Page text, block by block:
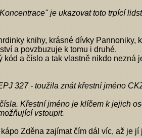
je ukazovat toto trpící
knihy, krásné dívky Pannoniky,
a povzbuzuje k tomu i druhé.
a číslo a tak vlastně nikdo nezná
327 - toužila znát křestní jméno
Křestní jméno je klíčem k jejich
vstoupit.
Zděna zajímat čím dál víc, až je